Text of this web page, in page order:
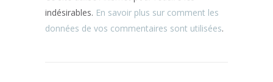
indésirables. En savoir plus sur comment les
données de vos commentaires sont utilisées.